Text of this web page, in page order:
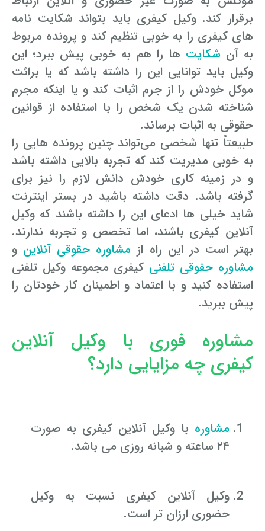
تبانی در معاملات دولتی
اوراق کردن اتومبیل بدون مجوز قانونی
شکایت از آلودگی صوتی
وکیل کیفری آنلاین
رویکرد حادثه بدون شاهد
مشاوره حقوقی تخریب
برقرار کند. وکیل کیفری باید بتواند شکایت نامه
های کیفری را به خوبی تنظیم کند و پرونده مربوط
به آن شکایت ها را هم به خوبی پیش ببرد؛ این
وکیل باید توانایی این را داشته باشد که یا برائت
موکل خودش را از جرم اثبات کند و یا اینکه مجرم
شناخته شدن یک شخص را با استفاده از قوانین
حقوقی به اثبات برساند.
طبیعتاً تنها شخصی می‌تواند چنین پرونده هایی را
به خوبی مدیریت کند که تجربه بالایی داشته باشد
و در زمینه کاری خودش دانش لازم را نیز برای
گرفته باشد. دقت داشته باشید در بستر اینترنت
شاید خیلی ها ادعای این را داشته باشند که وکیل
آنلاین کیفری باشند، اما تخصص و تجربه ندارند.
بهتر است در این راه از مشاوره حقوقی آنلاین و
مشاوره حقوقی تلفنی کیفری مجموعه وکیل تلفنی
استفاده کنید و با اعتماد و اطمینان کار خودتان را
پیش ببرید.
مشاوره فوری با وکیل آنلاین
کیفری چه مزایایی دارد؟
مشاوره با وکیل آنلاین کیفری به صورت
۲۴ ساعته و شبانه روزی می باشد.
وکیل آنلاین کیفری نسبت به وکیل
حضوری ارزان ‌تر است.